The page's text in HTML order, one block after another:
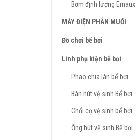
Bơm định lượng Emaux
MÁY ĐIỆN PHÂN MUỐI
Đồ chơi bể bơi
Linh phụ kiện bể bơi
Phao chia làn bể bơi
Bàn hút vệ sinh Bể bơi
Chổi cọ vệ sinh bể bơi
Ống hút vệ sinh Bể bơi